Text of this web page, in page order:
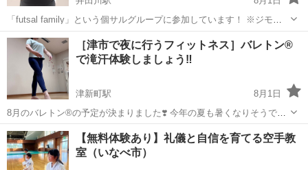
「futsal family」という個サルグループに参加しています！ ※ジモテ
ィー内でメンバー募集しているので見てみてください。 ８月 ２日
（日）※開催決定⭕️ ２２日（土）※開催決定⭕️ ９月 ５日
（土）※開催予定△...
三重 亀山市 井田川駅 フットサル サル
［津市で夜に行うフィットネス］バレトン®︎
で滝汗体験しましょう‼️
津新町駅
8月1日
8月のバレトン®︎の予定が決まりました❣️ 今年の夏も暑くなりそうです
ね🔥 脱水に気をつけながらすごしましょうね！ そして、バレトン®︎が
お久しぶりの方も再開してみませんか‼️ お待ちしていま〜す。 8月 6日
(木) 学...
三重 津市 津新町駅 その他
【無料体験あり】礼儀と自信を育てる空手教
室（いなべ市）